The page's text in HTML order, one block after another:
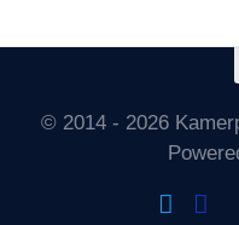
© 2014 - 2026